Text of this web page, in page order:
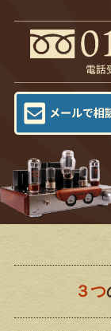
３つ